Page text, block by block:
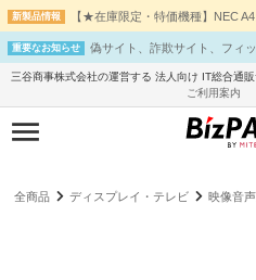
新製品情報 【★在庫限定・特価機種】NEC
重要なお知らせ 偽サイト、詐欺サイト、フィ
三谷商事株式会社の運営する 法人向け IT総合通販
ご利用案内
全商品 ディスプレイ・テレビ 映像音